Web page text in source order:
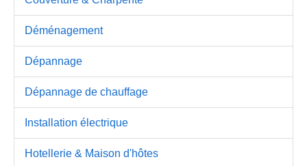
Déménagement
Dépannage
Dépannage de chauffage
Installation électrique
Hotellerie & Maison d'hôtes